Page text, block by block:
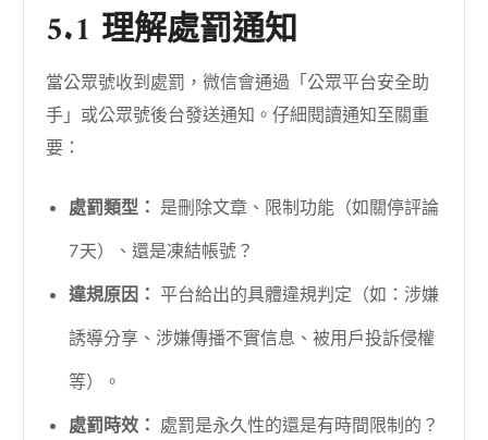
5.1 理解處罰通知
當公眾號收到處罰，微信會通過「公眾平台安全助
手」或公眾號後台發送通知。仔細閱讀通知至關重
要：
處罰類型： 是刪除文章、限制功能（如關停評論
7天）、還是凍結帳號？
違規原因： 平台給出的具體違規判定（如：涉嫌
誘導分享、涉嫌傳播不實信息、被用戶投訴侵權
等）。
處罰時效： 處罰是永久性的還是有時間限制的？